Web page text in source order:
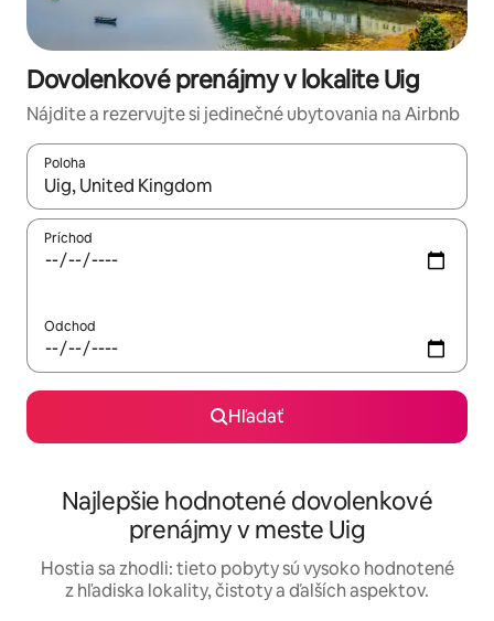
Dovolenkové prenájmy v lokalite Uig
Nájdite a rezervujte si jedinečné ubytovania na Airbnb
Poloha
Keď budú výsledky k dispozícii, môžete si ich prechádzať
Príchod
Odchod
Hľadať
Najlepšie hodnotené dovolenkové
prenájmy v meste Uig
Hostia sa zhodli: tieto pobyty sú vysoko hodnotené
z hľadiska lokality, čistoty a ďalších aspektov.